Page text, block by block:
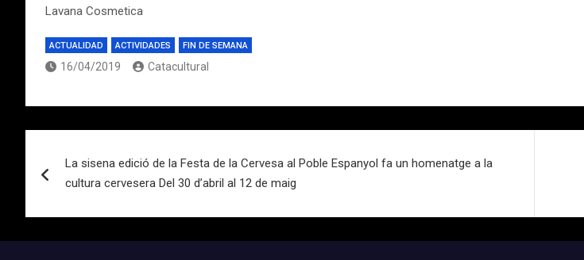
Lavana Cosmetica
ACTUALIDAD ACTIVIDADES FIN DE SEMANA
16/04/2019 Catacultural
de
entradas
La sisena edició de la Festa de la Cervesa al Poble Espanyol fa un homenatge a la
cultura cervesera Del 30 d’abril al 12 de maig